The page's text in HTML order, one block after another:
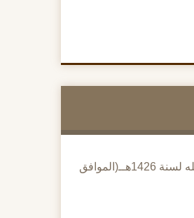
عوائق في الدعوة إلى الله لسنة 1426هــ(الموافق